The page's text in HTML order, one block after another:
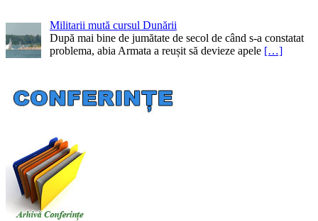
Militarii mută cursul Dunării
După mai bine de jumătate de secol de când s-a constatat
problema, abia Armata a reușit să devieze apele […]